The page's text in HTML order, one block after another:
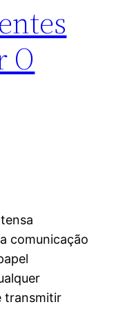
O
comunicação
transmitir